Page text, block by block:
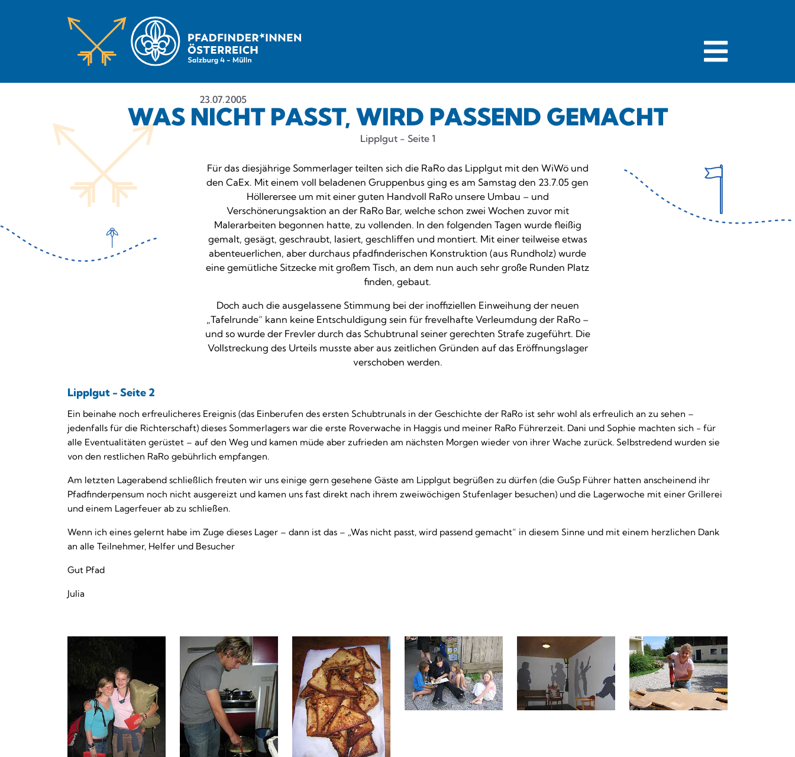
23.07.2005
WAS NICHT PASST, WIRD PASSEND GEMACHT
Lipplgut - Seite 1
Für das diesjährige Sommerlager teilten sich die RaRo das Lipplgut mit den WiWö und
den CaEx. Mit einem voll beladenen Gruppenbus ging es am Samstag den 23.7.05 gen
Höllerersee um mit einer guten Handvoll RaRo unsere Umbau – und
Verschönerungsaktion an der RaRo Bar, welche schon zwei Wochen zuvor mit
Malerarbeiten begonnen hatte, zu vollenden. In den folgenden Tagen wurde fleißig
gemalt, gesägt, geschraubt, lasiert, geschliffen und montiert. Mit einer teilweise etwas
abenteuerlichen, aber durchaus pfadfinderischen Konstruktion (aus Rundholz) wurde
eine gemütliche Sitzecke mit großem Tisch, an dem nun auch sehr große Runden Platz
finden, gebaut.
Doch auch die ausgelassene Stimmung bei der inoffiziellen Einweihung der neuen
„Tafelrunde“ kann keine Entschuldigung sein für frevelhafte Verleumdung der RaRo –
und so wurde der Frevler durch das Schubtrunal seiner gerechten Strafe zugeführt. Die
Vollstreckung des Urteils musste aber aus zeitlichen Gründen auf das Eröffnungslager
verschoben werden.
Lipplgut - Seite 2
Ein beinahe noch erfreulicheres Ereignis (das Einberufen des ersten Schubtrunals in der Geschichte der RaRo ist sehr wohl als erfreulich an zu sehen –
jedenfalls für die Richterschaft) dieses Sommerlagers war die erste Roverwache in Haggis und meiner RaRo Führerzeit. Dani und Sophie machten sich - für
alle Eventualitäten gerüstet – auf den Weg und kamen müde aber zufrieden am nächsten Morgen wieder von ihrer Wache zurück. Selbstredend wurden sie
von den restlichen RaRo gebührlich empfangen.
Am letzten Lagerabend schließlich freuten wir uns einige gern gesehene Gäste am Lipplgut begrüßen zu dürfen (die GuSp Führer hatten anscheinend ihr
Pfadfinderpensum noch nicht ausgereizt und kamen uns fast direkt nach ihrem zweiwöchigen Stufenlager besuchen) und die Lagerwoche mit einer Grillerei
und einem Lagerfeuer ab zu schließen.
Wenn ich eines gelernt habe im Zuge dieses Lager – dann ist das – „Was nicht passt, wird passend gemacht“ in diesem Sinne und mit einem herzlichen Dank
an alle Teilnehmer, Helfer und Besucher
Gut Pfad
Julia